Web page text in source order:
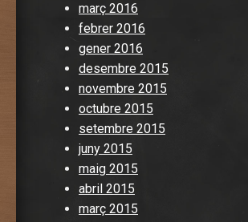
març 2016
febrer 2016
gener 2016
desembre 2015
novembre 2015
octubre 2015
setembre 2015
juny 2015
maig 2015
abril 2015
març 2015